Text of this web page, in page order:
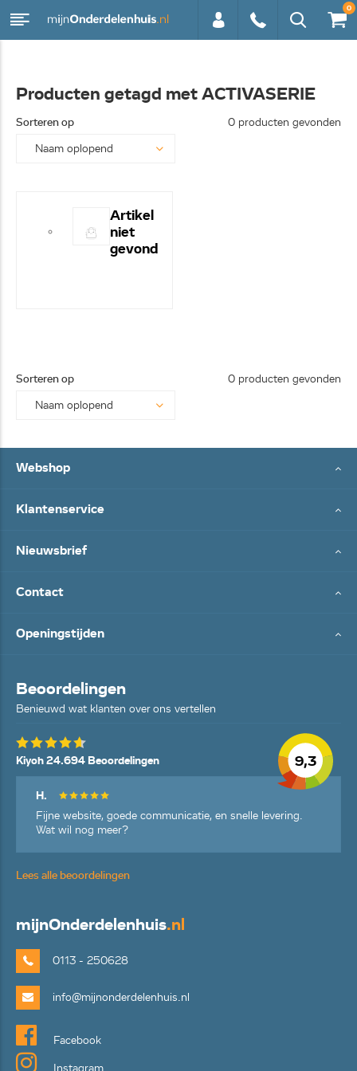
250628
0
Producten getagd met ACTIVASERIE
Sorteren op 0 producten gevonden
Artikel
niet
gevond
Sorteren op 0 producten gevonden
Webshop
Klantenservice
Nieuwsbrief
Contact
Openingstijden
Beoordelingen
Benieuwd wat klanten over ons vertellen
9,3
Kiyoh 24.694 Beoordelingen
H.
Fijne website, goede communicatie, en snelle levering.
Wat wil nog meer?
Lees alle beoordelingen
mijnOnderdelenhuis.nl
0113 - 250628
info@mijnonderdelenhuis.nl
Facebook